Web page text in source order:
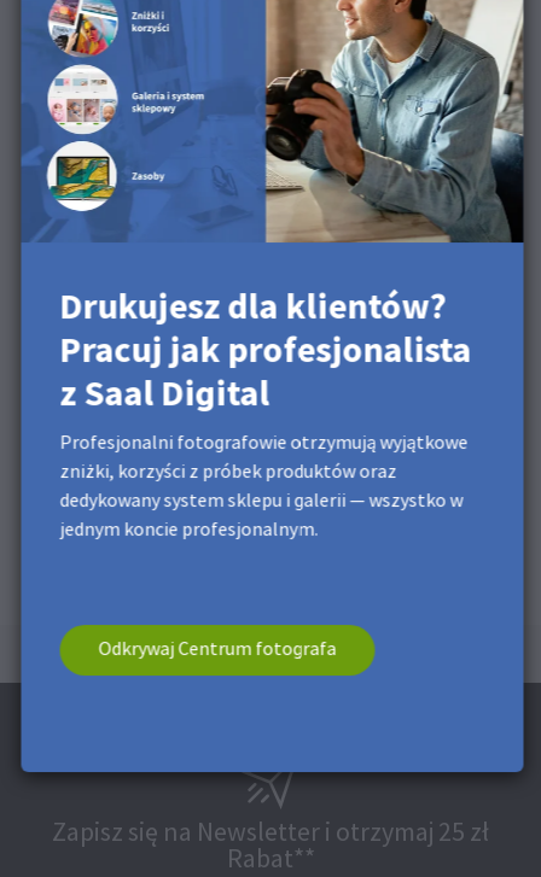
Ta powierzchnia jest dostępna dla Odbitek
fotograficznych, Fotonaklejek, Fotozestawów,
Plakatów, Kalendarzy, Albumów portfolio.
Odkryj powierzchnię w
naszym filmie o produkcie
Drukujesz dla klientów?
Pracuj jak profesjonalista
z Saal Digital
Profesjonalni fotografowie otrzymują wyjątkowe
zniżki, korzyści z próbek produktów oraz
dedykowany system sklepu i galerii — wszystko w
jednym koncie profesjonalnym.
Odkrywaj Centrum fotografa
Zapisz się na Newsletter i otrzymaj 25 zł
Rabat**